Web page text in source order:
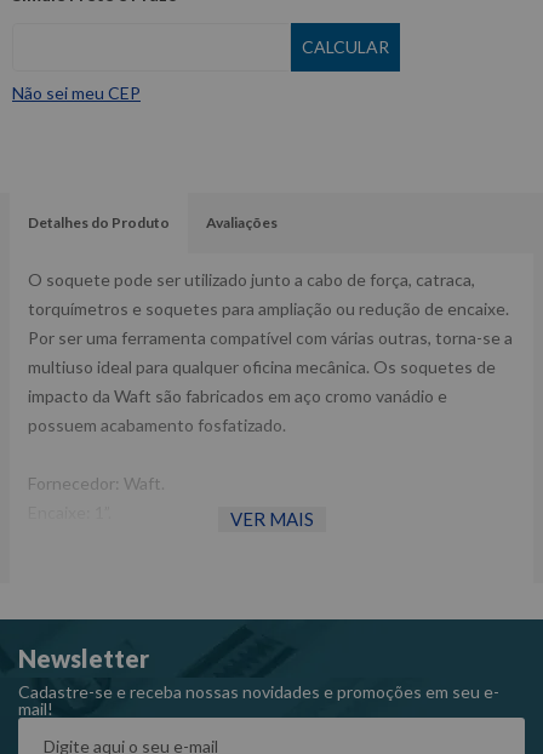
Não sei meu CEP
Detalhes do Produto Avaliações
O soquete pode ser utilizado junto a cabo de força, catraca,
torquímetros e soquetes para ampliação ou redução de encaixe.
Por ser uma ferramenta compatível com várias outras, torna-se a
multiuso ideal para qualquer oficina mecânica. Os soquetes de
impacto da Waft são fabricados em aço cromo vanádio e
possuem acabamento fosfatizado.
Fornecedor: Waft.
VER MAIS
Newsletter
Cadastre-se e receba nossas novidades e promoções em seu e-
mail!